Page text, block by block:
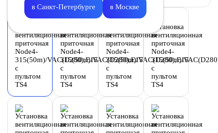
в Санкт-Петербурге в Москве